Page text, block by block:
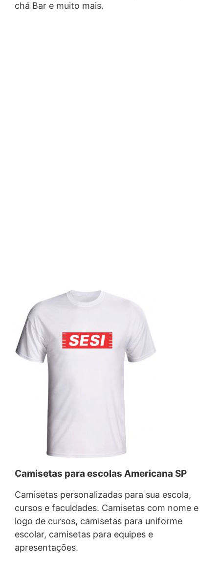
chá Bar e muito mais.
Camisetas para escolas Americana SP
Camisetas personalizadas para sua escola,
cursos e faculdades. Camisetas com nome e
logo de cursos, camisetas para uniforme
escolar, camisetas para equipes e
apresentações.